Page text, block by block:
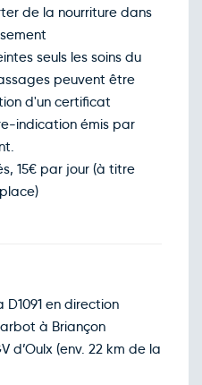
de la nourriture dans
seuls les soins du
peuvent être
d'un certificat
indication émis par
15€ par jour (à titre
D1091 en direction
à Briançon
d’Oulx (env. 22 km de la